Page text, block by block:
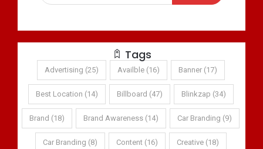
Tags
Advertising (25) Availble (16) Banner (17)
Best Location (14) Billboard (47) Blinkzap (34)
Brand (18) Brand Awareness (14) Car Branding (9)
Car Branding (8) Content (16) Creative (18)